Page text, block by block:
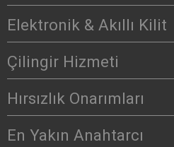
Elektronik & Akıllı Kilit
Çilingir Hizmeti
Hırsızlık Onarımları
En Yakın Anahtarcı